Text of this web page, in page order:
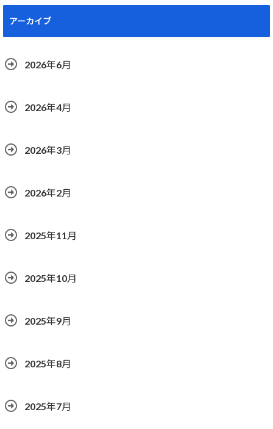
アーカイブ
2026年6月
2026年4月
2026年3月
2026年2月
2025年11月
2025年10月
2025年9月
2025年8月
2025年7月